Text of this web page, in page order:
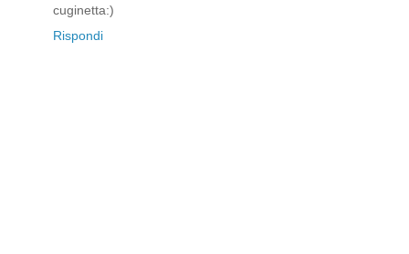
cuginetta:)
Rispondi